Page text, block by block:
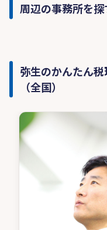
周辺の事務所を探
弥生のかんたん
（全国）